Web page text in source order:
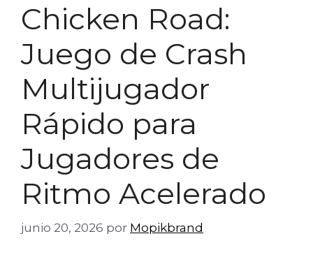
Chicken Road:
Juego de Crash
Multijugador
Rápido para
Jugadores de
Ritmo Acelerado
junio 20, 2026 por Mopikbrand